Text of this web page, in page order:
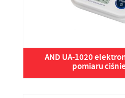
AND UA-1020
pomiaru